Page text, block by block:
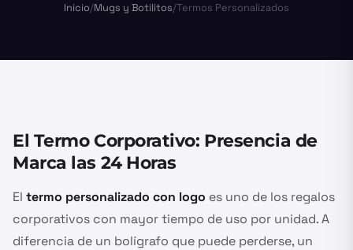
Inicio/Mugs y Botilitos/Termos Personalizados
El Termo Corporativo: Presencia de
Marca las 24 Horas
El termo personalizado con logo es uno de los regalos
corporativos con mayor tiempo de uso por unidad. A
diferencia de un bolígrafo que puede perderse, un